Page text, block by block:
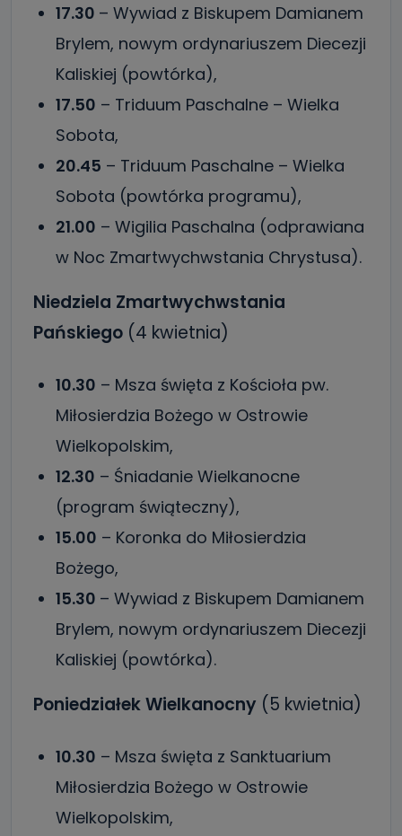
17.30 – Wywiad z Biskupem Damianem
Brylem, nowym ordynariuszem Diecezji
Kaliskiej (powtórka),
17.50 – Triduum Paschalne – Wielka
Sobota,
20.45 – Triduum Paschalne – Wielka
Sobota (powtórka programu),
21.00 – Wigilia Paschalna (odprawiana
w Noc Zmartwychwstania Chrystusa).
Niedziela Zmartwychwstania
Pańskiego (4 kwietnia)
10.30 – Msza święta z Kościoła pw.
Miłosierdzia Bożego w Ostrowie
Wielkopolskim,
12.30 – Śniadanie Wielkanocne
(program świąteczny),
15.00 – Koronka do Miłosierdzia
Bożego,
15.30 – Wywiad z Biskupem Damianem
Brylem, nowym ordynariuszem Diecezji
Kaliskiej (powtórka).
Poniedziałek Wielkanocny (5 kwietnia)
10.30 – Msza święta z Sanktuarium
Miłosierdzia Bożego w Ostrowie
Wielkopolskim,